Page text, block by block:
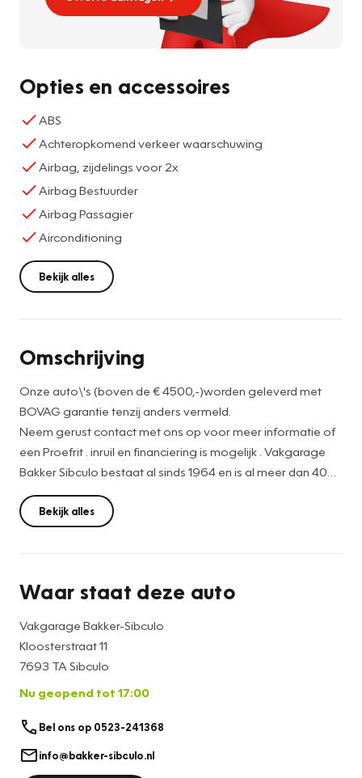
Opties en accessoires
ABS
Achteropkomend verkeer waarschuwing
Airbag, zijdelings voor 2x
Airbag Bestuurder
Airbag Passagier
Airconditioning
Bekijk alles
Omschrijving
Onze auto\'s (boven de € 4500,-)worden geleverd met
BOVAG garantie tenzij anders vermeld.
Neem gerust contact met ons op voor meer informatie of
een Proefrit . inruil en financiering is mogelijk . Vakgarage
Bakker Sibculo bestaat al sinds 1964 en is al meer dan 40
jaar Skoda en Seat specialist voor Hardenberg , Ommen en
Twenterand. Tot ziens bij ons in de Showroom en op ons
Occasionplein.
afleveringspakket
ZEKERHEIDSPAKKET COMFORT € 695,-
Onderhoudsbeurt volgens onderhoudsschema
• Nieuwe APK
• Poetsen en schoonmaken
• Halve tank brandstof
• Mobiliteitsgarantie
• Bandenprofiel minimaal 3.5 mm
Bekijk alles
Waar staat deze auto
Vakgarage Bakker-Sibculo
Kloosterstraat 11
7693 TA Sibculo
Nu geopend tot 17:00
Bel ons op 0523-241368
info@bakker-sibculo.nl